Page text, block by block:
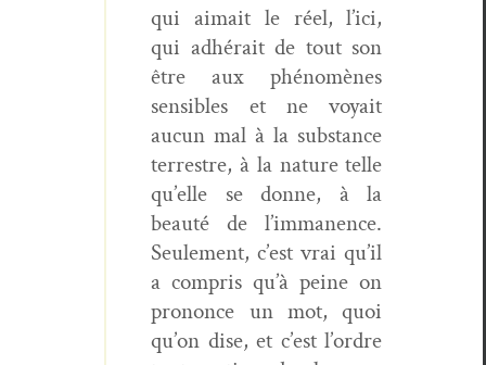
qui aimait le réel, l’ici,
qui adhérait de tout son
être aux phénomènes
sen­si­bles et ne voy­ait
aucun mal à la sub­stance
ter­restre, à la nature telle
qu’elle se donne, à la
beauté de l’immanence.
Seule­ment, c’est vrai qu’il
a com­pris qu’à peine on
prononce un mot, quoi
qu’on dise, et c’est l’ordre